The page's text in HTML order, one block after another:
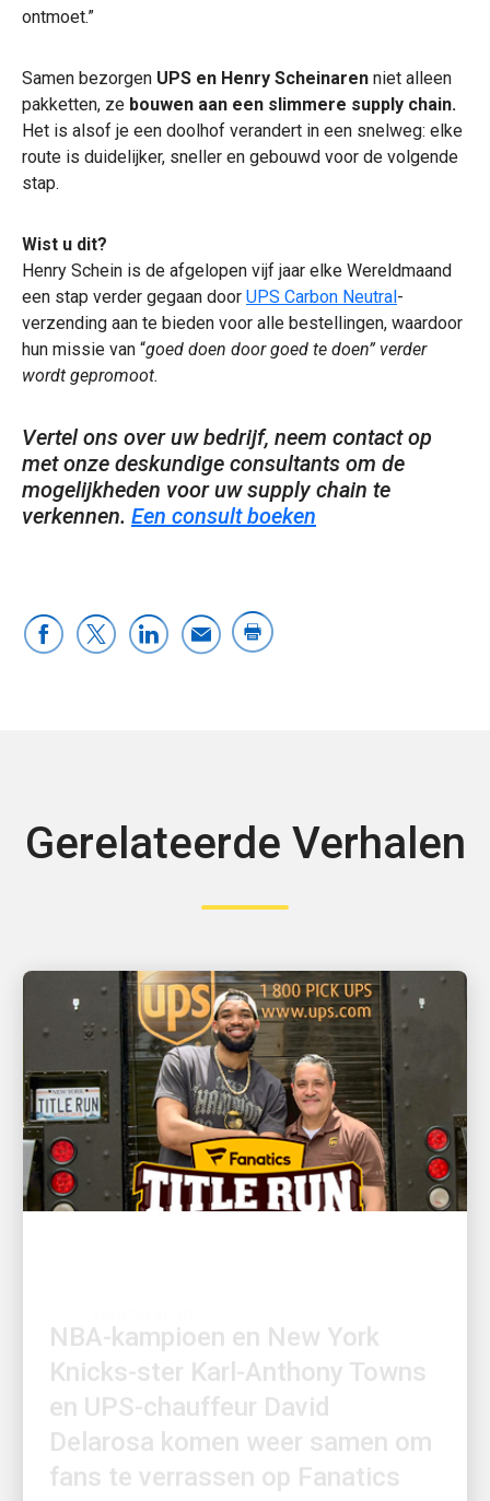
ontmoet.”
Samen bezorgen UPS en Henry Scheinaren niet alleen
pakketten, ze bouwen aan een slimmere supply chain.
Het is alsof je een doolhof verandert in een snelweg: elke
route is duidelijker, sneller en gebouwd voor de volgende
stap.
Wist u dit?
Henry Schein is de afgelopen vijf jaar elke Wereldmaand
een stap verder gegaan door UPS Carbon Neutral-
verzending aan te bieden voor alle bestellingen, waardoor
hun missie van “goed doen door goed te doen” verder
wordt gepromoot.
Vertel ons over uw bedrijf, neem contact op
met onze deskundige consultants om de
mogelijkheden voor uw supply chain te
verkennen. Een consult boeken
Gerelateerde Verhalen
Knicks-ster Karl-Anthony Towns
en UPS-chauffeur David
Delarosa komen weer samen om
fans te verrassen op Fanatics
Fest NYC